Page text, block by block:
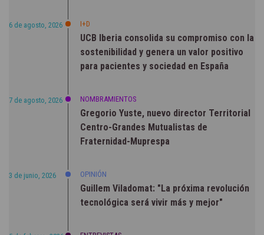
6 de agosto, 2026 I+D
UCB Iberia consolida su compromiso con la
sostenibilidad y genera un valor positivo
para pacientes y sociedad en España
7 de agosto, 2026 NOMBRAMIENTOS
Gregorio Yuste, nuevo director Territorial
Centro-Grandes Mutualistas de
Fraternidad-Muprespa
3 de junio, 2026 OPINIÓN
Guillem Viladomat: "La próxima revolución
tecnológica será vivir más y mejor"